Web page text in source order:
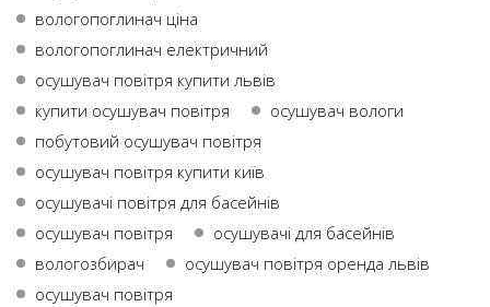
вологопоглинач ціна
вологопоглинач електричний
осушувач повітря купити львів
купити осушувач повітря
осушувач вологи
побутовий осушувач повітря
осушувач повітря купити київ
осушувачі повітря для басейнів
осушувач повітря
осушувачі для басейнів
вологозбирач
осушувач повітря оренда львів
осушувач повiтря